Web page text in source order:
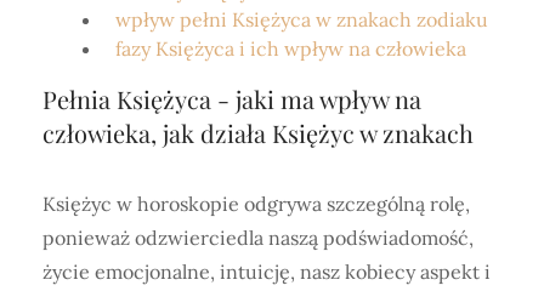
wpływ pełni Księżyca w znakach zodiaku
fazy Księżyca i ich wpływ na człowieka
Pełnia Księżyca - jaki ma wpływ na
człowieka, jak działa Księżyc w znakach
Księżyc w horoskopie odgrywa szczególną rolę,
ponieważ odzwierciedla naszą podświadomość,
życie emocjonalne, intuicję, nasz kobiecy aspekt i